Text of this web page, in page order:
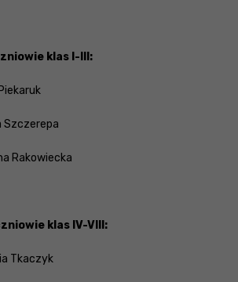
klas I-III:
Szczerepa
Rakowiecka
klas IV-VIII:
Tkaczyk